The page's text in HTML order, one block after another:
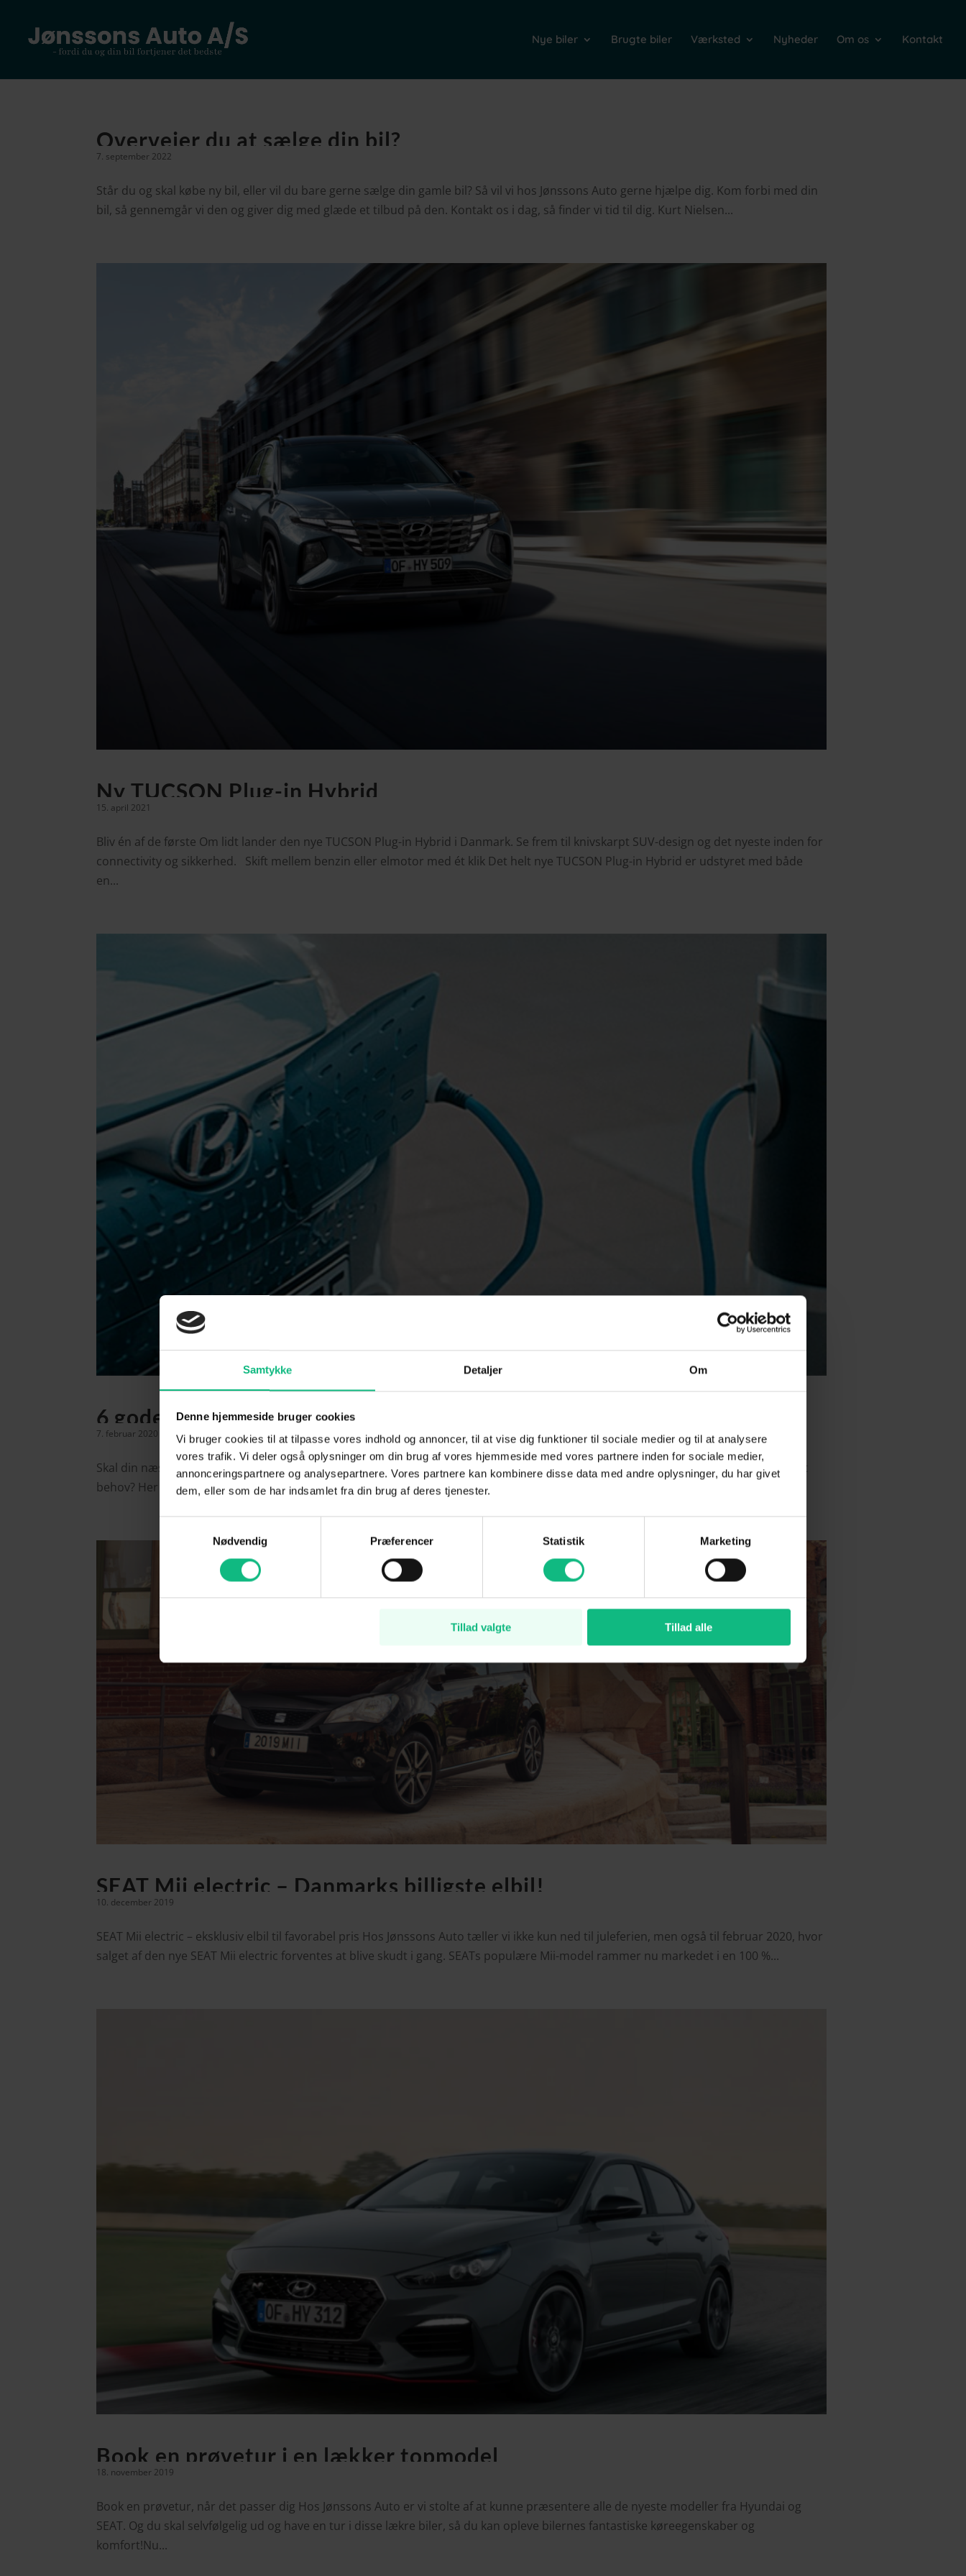
Samtykke Detaljer Om
Denne hjemmeside bruger cookies
Vi bruger cookies til at tilpasse vores indhold og annoncer, til at vise dig funktioner til sociale medier og til at analysere
vores trafik. Vi deler også oplysninger om din brug af vores hjemmeside med vores partnere inden for sociale medier,
annonceringspartnere og analysepartnere. Vores partnere kan kombinere disse data med andre oplysninger, du har givet
dem, eller som de har indsamlet fra din brug af deres tjenester.
Nødvendig
Præferencer Statistik Marketing
Tillad valgte Tillad alle
Nye biler Brugte biler Værksted Nyheder Om os Kontakt
Overvejer du at sælge din bil?
7. september 2022
Står du og skal købe ny bil, eller vil du bare gerne sælge din gamle bil? Så vil vi hos Jønssons Auto gerne hjælpe dig. Kom forbi med din
bil, så gennemgår vi den og giver dig med glæde et tilbud på den. Kontakt os i dag, så finder vi tid til dig. Kurt Nielsen...
Ny TUCSON Plug-in Hybrid
15. april 2021
Bliv én af de første Om lidt lander den nye TUCSON Plug-in Hybrid i Danmark. Se frem til knivskarpt SUV-design og det nyeste inden for
connectivity og sikkerhed. Skift mellem benzin eller elmotor med ét klik Det helt nye TUCSON Plug-in Hybrid er udstyret med både
en...
6 gode grunde til at køre elektrisk
7. februar 2020
Skal din næste bil være elektrisk? Går du og overvejer om du skal investere i en elbil, men er i tvivl om hvilken type, der er ideel til dit
behov? Her kan du læse mere om at køre de gode grunde til at elektrisk. Når snakken falder på elbiler, vil der pt. typisk være...
SEAT Mii electric – Danmarks billigste elbil!
10. december 2019
SEAT Mii electric – eksklusiv elbil til favorabel pris Hos Jønssons Auto tæller vi ikke kun ned til juleferien, men også til februar 2020, hvor
salget af den nye SEAT Mii electric forventes at blive skudt i gang. SEATs populære Mii-model rammer nu markedet i en 100 %...
Book en prøvetur i en lækker topmodel
18. november 2019
Book en prøvetur, når det passer dig Hos Jønssons Auto er vi stolte af at kunne præsentere alle de nyeste modeller fra Hyundai og
SEAT. Og du skal selvfølgelig ud og have en tur i disse lækre biler, så du kan opleve bilernes fantastiske køreegenskaber og
komfort!Nu...